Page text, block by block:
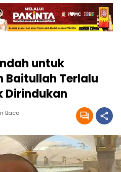
untuk
Baitullah Terlalu
Dirindukan
Baca